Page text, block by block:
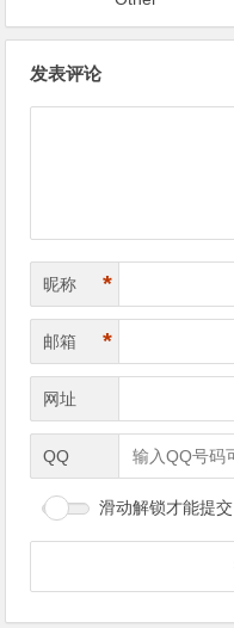
发表评论
昵称 *
邮箱 *
网址
QQ
滑动解锁才能提交